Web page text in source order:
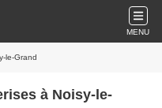
MENU
le-Grand
à Noisy-le-